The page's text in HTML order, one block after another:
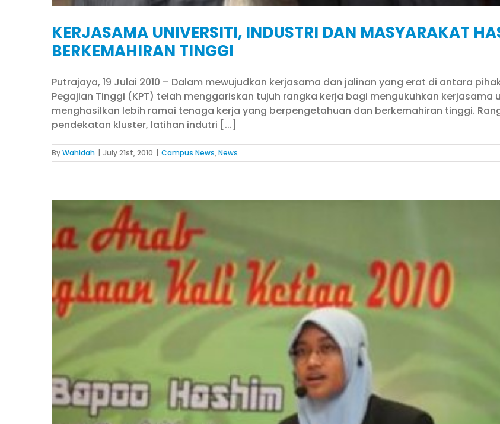
KERJASAMA UNIVERSITI, INDUSTRI DAN MASYARAKAT
BERKEMAHIRAN TINGGI
Putrajaya, 19 Julai 2010 – Dalam mewujudkan kerjasama dan jalinan yang erat di antara
Pegajian Tinggi (KPT) telah menggariskan tujuh rangka kerja bagi mengukuhkan
menghasilkan lebih ramai tenaga kerja yang berpengetahuan dan berkemahiran tinggi.
pendekatan kluster, latihan indutri [...]
ByWahidah | July 21st, 2010 | Campus News,News